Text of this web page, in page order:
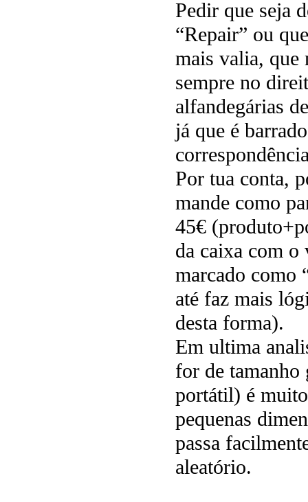
Pedir que seja
“Repair” ou
mais valia, que
sempre no
alfandegárias
já que é
Por tua conta,
mande como
45€
da caixa com o
marcado como
até faz mais
desta forma).
Em ultima
for de tamanho
portátil) é
pequenas
passa
aleatório.